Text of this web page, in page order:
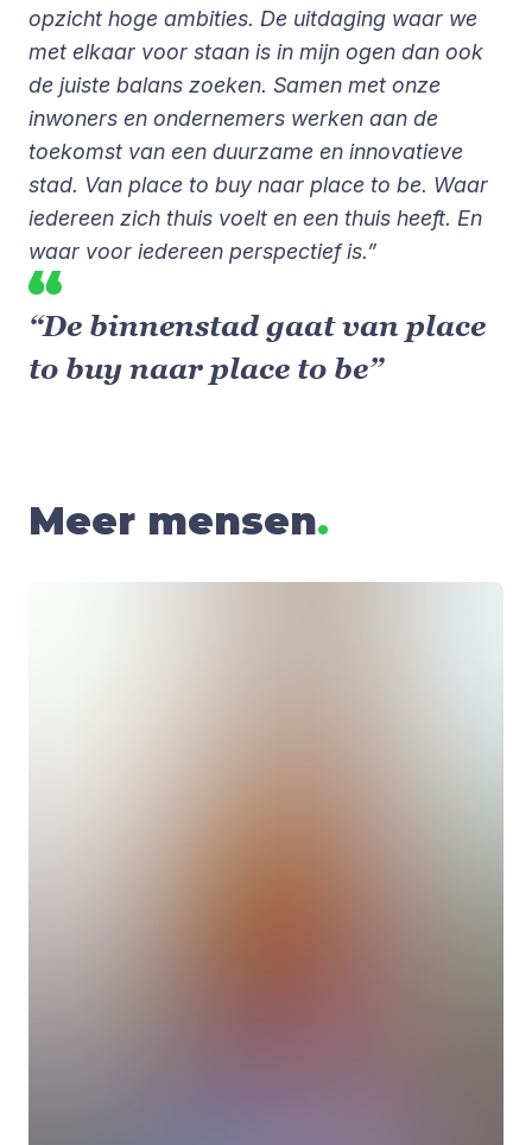
opzicht hoge ambities. De uitdaging waar we
met elkaar voor staan is in mijn ogen dan ook
de juiste balans zoeken. Samen met onze
inwoners en ondernemers werken aan de
toekomst van een duurzame en innovatieve
stad. Van place to buy naar place to be. Waar
iedereen zich thuis voelt en een thuis heeft. En
waar voor iedereen perspectief is.”
“De binnenstad gaat van place
to buy naar place to be”
Meer mensen.